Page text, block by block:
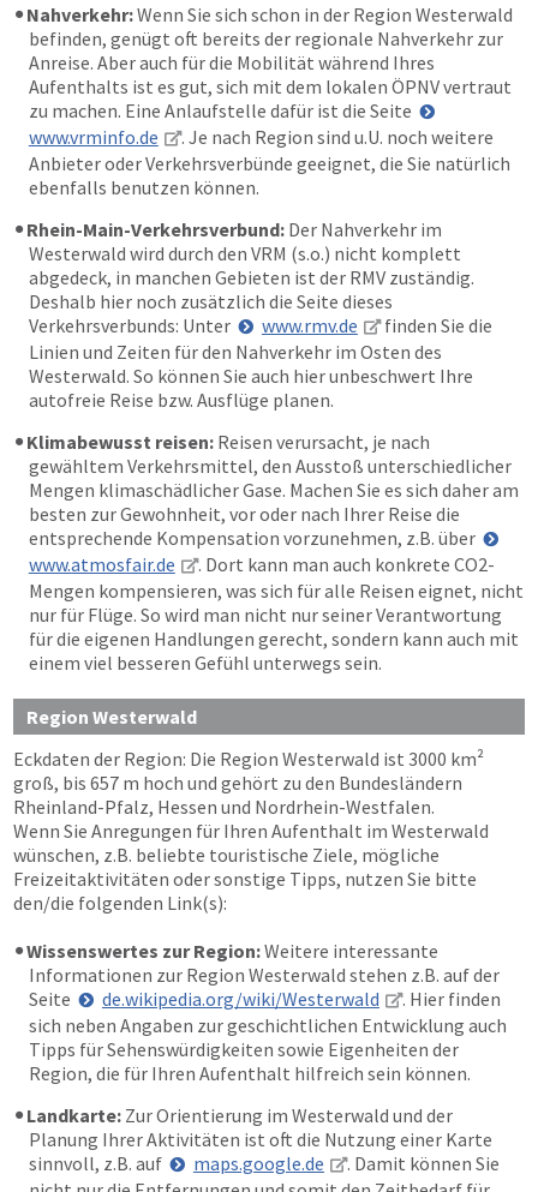
Nahverkehr:Wenn Sie sich schon in der Region Westerwald
befinden, genügt oft bereits der regionale Nahverkehr zur
Anreise. Aber auch für die Mobilität während Ihres
Aufenthalts ist es gut, sich mit dem lokalen ÖPNV vertraut
zu machen. Eine Anlaufstelle dafür ist die Seite
www.vrminfo.de
. Je nach Region sind u.U. noch weitere
Anbieter oder Verkehrsverbünde geeignet, die Sie natürlich
ebenfalls benutzen können.
Rhein-Main-Verkehrsverbund: Der Nahverkehr im
Westerwald wird durch den VRM (s.o.) nicht komplett
abgedeck, in manchen Gebieten ist der RMV zuständig.
Deshalb hier noch zusätzlich die Seite dieses
Verkehrsverbunds: Unter
www.rmv.de
finden Sie die
Linien und Zeiten für den Nahverkehr im Osten des
Westerwald. So können Sie auch hier unbeschwert Ihre
autofreie Reise bzw. Ausflüge planen.
Klimabewusst reisen: Reisen verursacht, je nach
gewähltem Verkehrsmittel, den Ausstoß unterschiedlicher
Mengen klimaschädlicher Gase. Machen Sie es sich daher am
besten zur Gewohnheit, vor oder nach Ihrer Reise die
entsprechende Kompensation vorzunehmen, z.B. über
www.atmosfair.de
. Dort kann man auch konkrete CO2-
Mengen kompensieren, was sich für alle Reisen eignet, nicht
nur für Flüge. So wird man nicht nur seiner Verantwortung
für die eigenen Handlungen gerecht, sondern kann auch mit
einem viel besseren Gefühl unterwegs sein.
Region Westerwald
Eckdaten der Region: Die Region Westerwald ist 3000 km²
groß, bis 657 m hoch und gehört zu den Bundesländern
Rheinland-Pfalz, Hessen und Nordrhein-Westfalen.
Wenn Sie Anregungen für Ihren Aufenthalt im Westerwald
wünschen, z.B. beliebte touristische Ziele, mögliche
Freizeitaktivitäten oder sonstige Tipps, nutzen Sie bitte
den/die folgenden Link(s):
Wissenswertes zur Region:Weitere interessante
Informationen zur Region Westerwald stehen z.B. auf der
Seite
de.wikipedia.org/wiki/Westerwald
. Hier finden
sich neben Angaben zur geschichtlichen Entwicklung auch
Tipps für Sehenswürdigkeiten sowie Eigenheiten der
Region, die für Ihren Aufenthalt hilfreich sein können.
Landkarte: Zur Orientierung im Westerwald und der
Planung Ihrer Aktivitäten ist oft die Nutzung einer Karte
sinnvoll, z.B. auf
maps.google.de
. Damit können Sie